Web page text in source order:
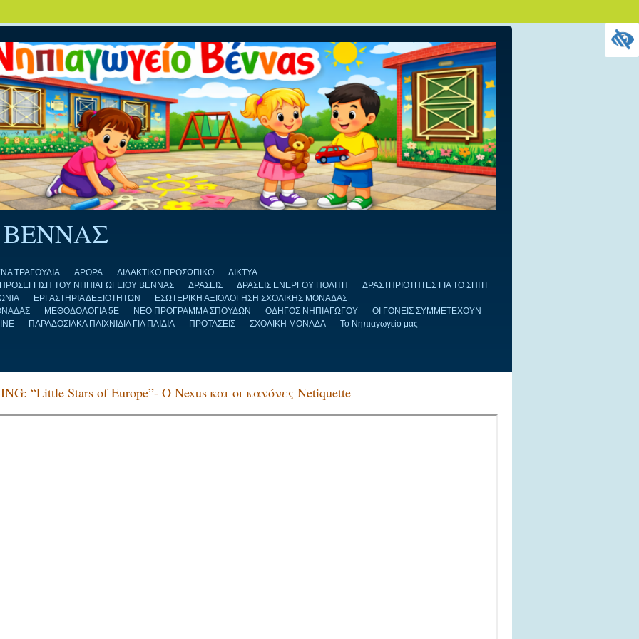
ΒΕΝΝΑΣ
ΤΡΑΓΟΥΔΙΑ ΑΡΘΡΑ ΔΙΔΑΚΤΙΚΟ ΠΡΟΣΩΠΙΚΟ
ΔΙΚΤΥΑ
ΤΟΥ ΝΗΠΙΑΓΩΓΕΙΟΥ ΒΕΝΝΑΣ
ΔΡΑΣΕΙΣ ΔΡΑΣΕΙΣ ΕΝΕΡΓΟΥ ΠΟΛΙΤΗ
ΔΡΑΣΤΗΡΙΟΤΗΤΕΣ ΓΙΑ ΤΟ ΣΠΙΤΙ
ΕΡΓΑΣΤΗΡΙΑ ΔΕΞΙΟΤΗΤΩΝ
ΕΣΩΤΕΡΙΚΗ ΑΞΙΟΛΟΓΗΣΗ ΣΧΟΛΙΚΗΣ ΜΟΝΑΔΑΣ
ΜΕΘΟΔΟΛΟΓΙΑ 5Ε ΝΕΟ ΠΡΟΓΡΑΜΜΑ ΣΠΟΥΔΩΝ ΟΔΗΓΟΣ ΝΗΠΙΑΓΩΓΟΥ
ΟΙ ΓΟΝΕΙΣ ΣΥΜΜΕΤΕΧΟΥΝ
ΠΑΡΑΔΟΣΙΑΚΑ ΠΑΙΧΝΙΔΙΑ ΓΙΑ ΠΑΙΔΙΑ ΠΡΟΤΑΣΕΙΣ ΣΧΟΛΙΚΗ ΜΟΝΑΔΑ
Το Νηπιαγωγείο μας
“Little Stars of Europe”- Ο Nexus και οι κανόνες Netiquette